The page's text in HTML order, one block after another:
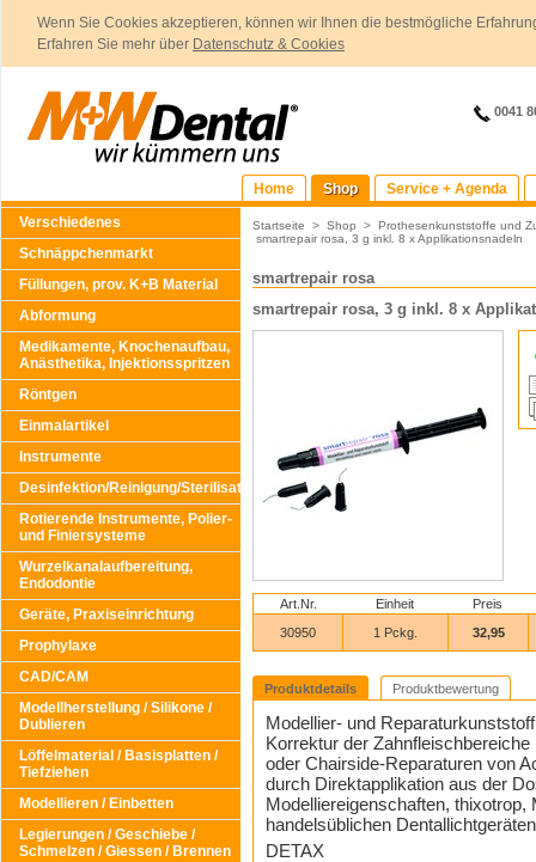
Wenn Sie Cookies akzeptieren, können wir Ihnen die bestmögliche
Erfahren Sie mehr über Datenschutz & Cookies
0041
Home Shop
Service + Agenda
Verschiedenes
Schnäppchenmarkt
Füllungen, prov. K+B Material
Abformung
Medikamente, Knochenaufbau,
Anästhetika, Injektionsspritzen
Röntgen
Einmalartikel
Instrumente
Desinfektion/Reinigung/Sterilisation
Rotierende Instrumente, Polier-
und Finiersysteme
Wurzelkanalaufbereitung,
Endodontie
Geräte, Praxiseinrichtung
Prophylaxe
CAD/CAM
Modellherstellung / Silikone /
Dublieren
Löffelmaterial / Basisplatten /
Tiefziehen
Modellieren / Einbetten
Legierungen / Geschiebe /
Schmelzen / Giessen / Brennen
Startseite > Shop > Prothesenkunststoffe und
smartrepair rosa, 3 g inkl. 8 x Applikationsnadeln
smartrepair rosa
smartrepair rosa, 3 g inkl. 8 x
Art.Nr. Einheit
Preis
30950
1 Pckg. 32,95
Produktdetails Produktbewertung
Modellier- und
Korrektur der
oder Chairside-Reparaturen von
durch Direktapplikation aus der
Modelliereigenschaften,
handelsüblichen
DETAX